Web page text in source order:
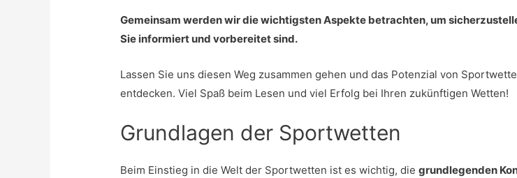
Gemeinsam werden wir die wichtigsten Aspekte betrachten, um
Sie informiert und vorbereitet sind.
Lassen Sie uns diesen Weg zusammen gehen und das Potenzial von
entdecken. Viel Spaß beim Lesen und viel Erfolg bei Ihren zukünftigen Wetten!
Grundlagen der Sportwetten
Beim Einstieg in die Welt der Sportwetten ist es wichtig, diegrundlegenden